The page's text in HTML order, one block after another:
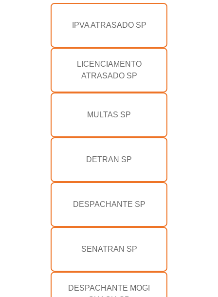
IPVA ATRASADO SP
LICENCIAMENTO
ATRASADO SP
MULTAS SP
DETRAN SP
DESPACHANTE SP
SENATRAN SP
DESPACHANTE MOGI